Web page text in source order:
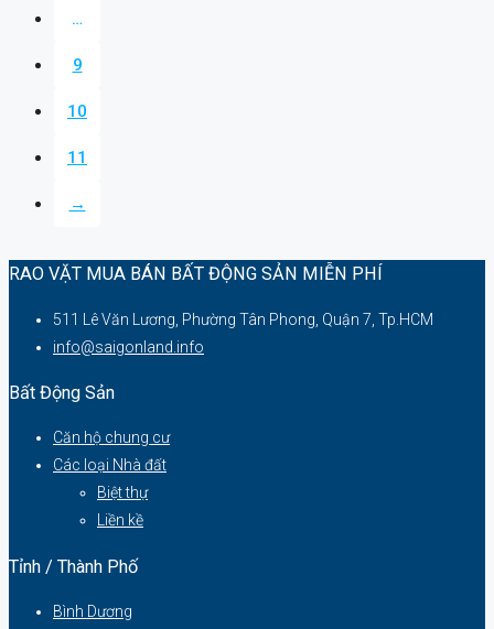
…
9
10
11
→
RAO VẶT MUA BÁN BẤT ĐỘNG SẢN MIỄN PHÍ
511 Lê Văn Lương, Phường Tân Phong, Quận 7, Tp.HCM
info@saigonland.info
Bất Động Sản
Căn hộ chung cư
Các loại Nhà đất
Biệt thự
Liền kề
Tỉnh / Thành Phố
Bình Dương